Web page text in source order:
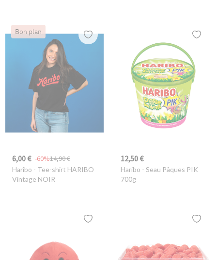
Bon plan
6,00 € 14,90 €
-60%
Haribo - Tee-shirt HARIBO
Vintage NOIR
12,50 €
Haribo - Seau Pâques PIK
700g